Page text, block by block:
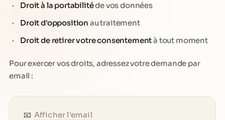
Droit à la portabilitéde vos données
Droit d'opposition au traitement
Droit de retirer votre consentementà tout moment
Pour exercer vos droits, adressez votre demande par
email :
📧 Afficher l'email